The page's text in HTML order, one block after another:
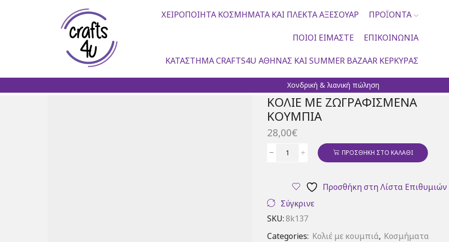
ΧΕΙΡΟΠΟΊΗΤΑ ΚΟΣΜΉΜΑΤΑ ΚΑΙ ΠΛΕΚΤΆ ΑΞΕΣΟΥΆΡ ΠΡΟΪΌΝΤΑ
ΠΟΙΟΙ ΕΊΜΑΣΤΕ ΕΠΙΚΟΙΝΩΝΊΑ
ΚΑΤΆΣΤΗΜΑ CRAFTS4U ΑΘΉΝΑΣ ΚΑΙ SUMMER BAZAAR ΚΈΡΚΥΡΑΣ
Χονδρική & λιανική πώληση
ΚΟΛΙΈ ΜΕ ΖΩΓΡΑΦΙΣΜΈΝΑ
ΚΟΥΜΠΙΆ
28,00€
Κολιέ
κουμπιά
ποσότητα
ΠΡΟΣΘΉΚΗ ΣΤΟ ΚΑΛΆΘΙ
Προσθήκη στη Λίστα Επιθυμιών
Σύγκρινε
SKU:8k137
Categories: Κολιέ με κουμπιά, Κοσμήματα